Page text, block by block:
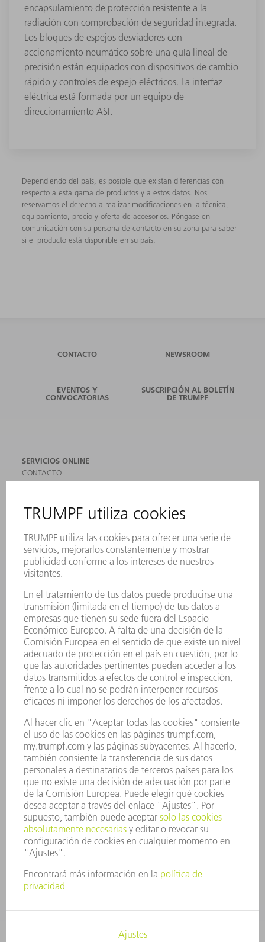
encapsulamiento de protección resistente a la
radiación con comprobación de seguridad integrada.
Los bloques de espejos desviadores con
accionamiento neumático sobre una guía lineal de
precisión están equipados con dispositivos de cambio
rápido y controles de espejo eléctricos. La interfaz
eléctrica está formada por un equipo de
direccionamiento ASI.
Dependiendo del país, es posible que existan diferencias con
respecto a esta gama de productos y a estos datos. Nos
reservamos el derecho a realizar modificaciones en la técnica,
equipamiento, precio y oferta de accesorios. Póngase en
comunicación con su persona de contacto en su zona para saber
si el producto está disponible en su país.
CONTACTO NEWSROOM
EVENTOS Y
CONVOCATORIAS
SUSCRIPCIÓN AL BOLETÍN
DE TRUMPF
SERVICIOS ONLINE
CONTACTO
REGISTRO PARA EL BOLETÍN INFORMATIVO
MYTRUMPF
FICHAS TÉCNICAS DE SEGURIDAD
PRODUCTOS
MÁQUINAS Y SISTEMAS
LÁSER
ELECTRÓNICA DE POTENCIA
HERRAMIENTAS PORTÁTILES
FÁBRICA INTELIGENTE
SOFTWARE
SERVICIOS
APLICACIONES
SECTORES
EMPRESA
CARRERA PROFESIONAL
OFERTAS DE TRABAJO
PERFIL DE LA EMPRESA
JUNTA DIRECTIVA
INFORME ANUAL
PRINCIPIOS CORPORATIVOS
CUMPLIMIENTO
SISTEMA DE INFORMADORES
SEGURIDAD
COMUNICADOS DE PRENSA
REVISTAS
SOSTENIBILIDAD
MEDIO AMBIENTE Y CLIMA
SOCIEDAD Y EMPRESA
GESTIÓN EMPRESARIAL
PROTECCIÓN DE DATOS